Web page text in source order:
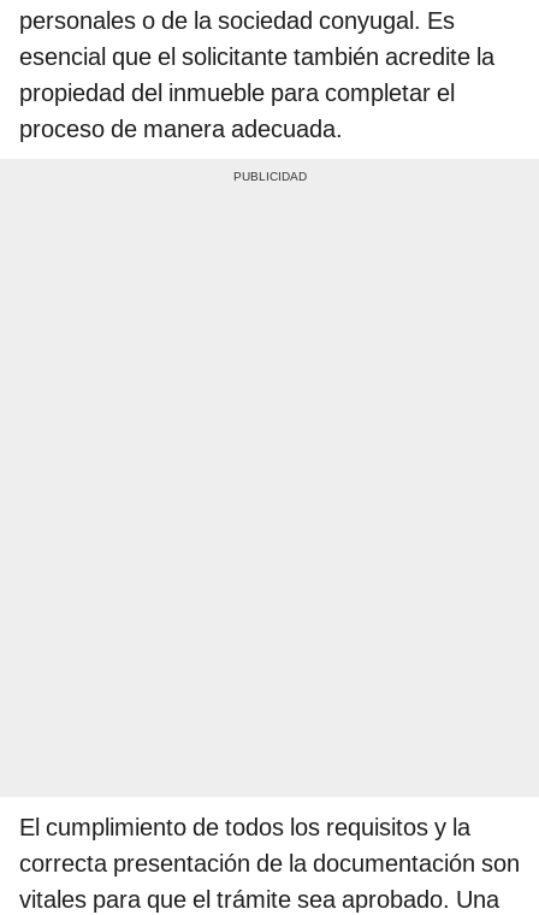
personales o de la sociedad conyugal. Es
esencial que el solicitante también acredite la
propiedad del inmueble para completar el
proceso de manera adecuada.
El cumplimiento de todos los requisitos y la
correcta presentación de la documentación son
vitales para que el trámite sea aprobado. Una